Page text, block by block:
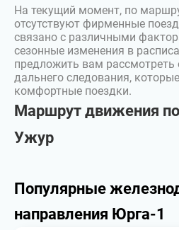
На текущий момент, по
отсутствуют фирменные
связано с различными
сезонные изменения в
предложить вам
дальнего следования,
комфортные поездки.
Маршрут движения
Ужур
Популярные
направления Юрга-1